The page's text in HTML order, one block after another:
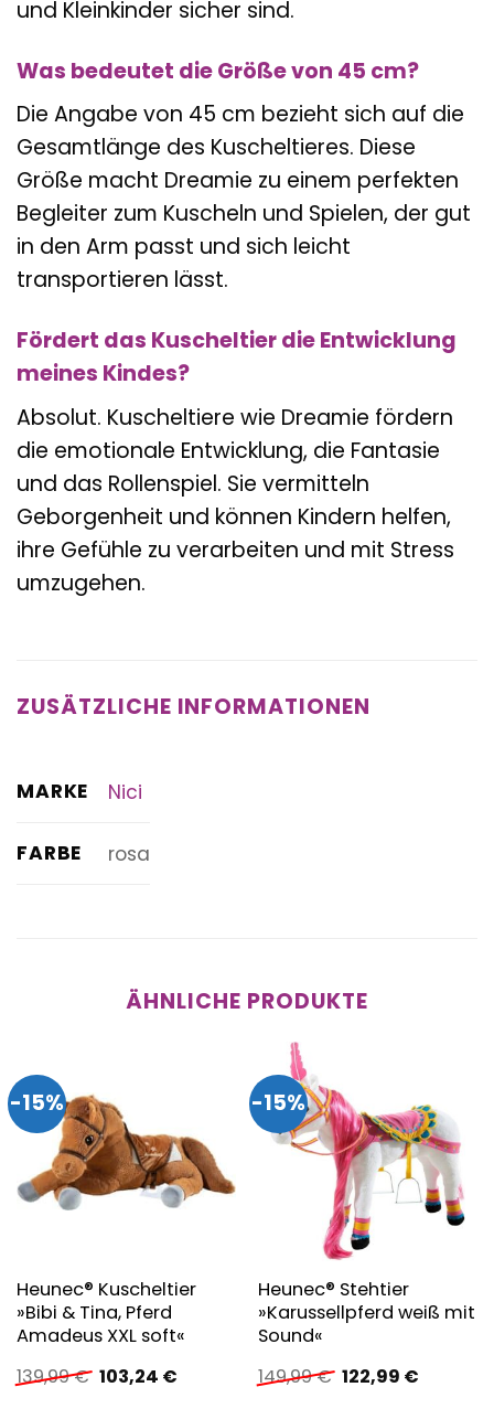
und Kleinkinder sicher sind.
Was bedeutet die Größe von 45 cm?
Die Angabe von 45 cm bezieht sich auf die
Gesamtlänge des Kuscheltieres. Diese
Größe macht Dreamie zu einem perfekten
Begleiter zum Kuscheln und Spielen, der gut
in den Arm passt und sich leicht
transportieren lässt.
Fördert das Kuscheltier die Entwicklung
meines Kindes?
Absolut. Kuscheltiere wie Dreamie fördern
die emotionale Entwicklung, die Fantasie
und das Rollenspiel. Sie vermitteln
Geborgenheit und können Kindern helfen,
ihre Gefühle zu verarbeiten und mit Stress
umzugehen.
ZUSÄTZLICHE INFORMATIONEN
MARKE Nici
FARBE rosa
ÄHNLICHE PRODUKTE
-15%
Heunec® Kuscheltier
»Bibi & Tina, Pferd
Amadeus XXL soft«
139,99€ Ursprünglicher
Preis
103,24 €Aktueller
-15%
Heunec® Stehtier
»Karussellpferd weiß mit
Sound«
149,99€ Ursprünglicher
Preis
122,99 €Aktueller